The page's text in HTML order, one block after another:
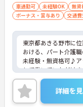
車通勤可 未経験OK 無資
ボーナス・賞与あり
交通
東京都あきる野市に
おける、パート介護職
未経験・無資格可♪ア
して働いていただけ
ご興味ある方には、
詳細をお話しいたしま
い。
詳細を